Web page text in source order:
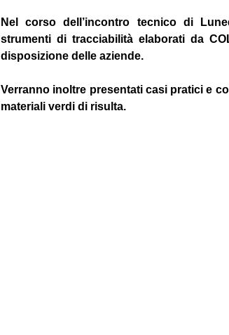
Nel corso dell’incontro tecnico di
strumenti di tracciabilità elaborati da
disposizione delle aziende.
Verranno inoltre presentati casi pratici e
materiali verdi di risulta.